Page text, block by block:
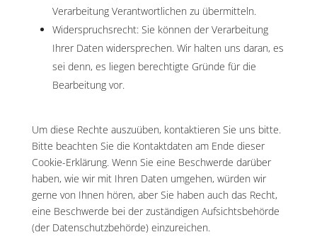
Verarbeitung Verantwortlichen zu übermitteln.
Widerspruchsrecht: Sie können der Verarbeitung
Ihrer Daten widersprechen. Wir halten uns daran, es
sei denn, es liegen berechtigte Gründe für die
Bearbeitung vor.
Um diese Rechte auszuüben, kontaktieren Sie uns bitte.
Bitte beachten Sie die Kontaktdaten am Ende dieser
Cookie-Erklärung. Wenn Sie eine Beschwerde darüber
haben, wie wir mit Ihren Daten umgehen, würden wir
gerne von Ihnen hören, aber Sie haben auch das Recht,
eine Beschwerde bei der zuständigen Aufsichtsbehörde
(der Datenschutzbehörde) einzureichen.